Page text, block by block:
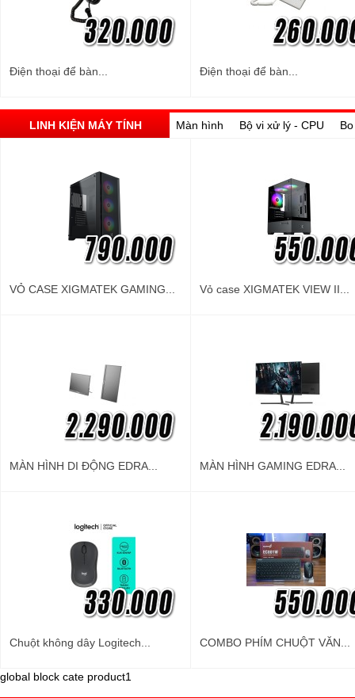
Điện thoại để bàn... Điện thoại để bàn...
LINH KIỆN MÁY TÍNH Màn hình Bộ vi xử lý - CPU
VỎ CASE XIGMATEK GAMING... Vỏ case XIGMATEK VIEW II...
MÀN HÌNH DI ĐỘNG EDRA... MÀN HÌNH GAMING EDRA...
Chuột không dây Logitech... COMBO PHÍM CHUỘT VĂN...
global block cate product1